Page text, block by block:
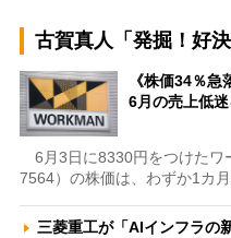
古賀真人「発掘！好決
《株価34％急
6月の売上低
6月3日に8330円をつけたワ
7564）の株価は、わずか1カ
三菱重工が「AIインフラの